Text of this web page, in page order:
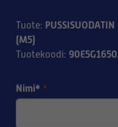
Tuote:
(M5)
Tuotekoodi:
Nimi* *